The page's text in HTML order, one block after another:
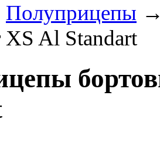
Полуприцепы
XS Al Standart